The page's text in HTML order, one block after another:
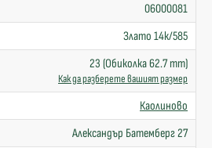
06000081
Злато 14к/585
23 (Обиколка 62.7 mm)
Как да разберете вашият размер
Каолиново
Александър Батемберг 27